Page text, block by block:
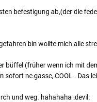
befestigung ab,(der die
bin wollte mich alle
büffel (früher wenn ich mit
ne gasse, COOL . Das
und weg. hahahaha :devil: